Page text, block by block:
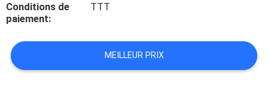
NOUS
DEMANDEZ
UNE
Conditions de
paiement:
TTT
MEILLEUR PRIX